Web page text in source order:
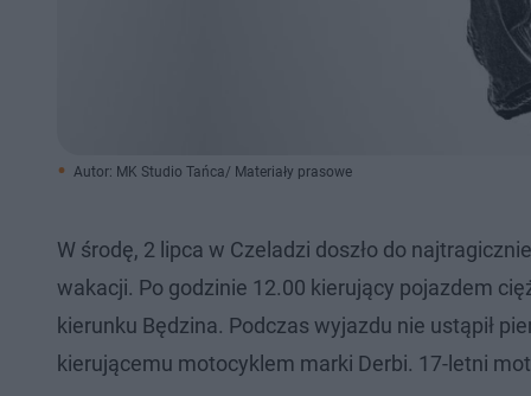
Autor: MK Studio Tańca/ Materiały prasowe
W środę, 2 lipca w Czeladzi doszło do
wakacji. Po godzinie 12.00 kierujący pojazdem
kierunku Będzina. Podczas wyjazdu nie ustąpił
kierującemu motocyklem marki Derbi. 17-letni